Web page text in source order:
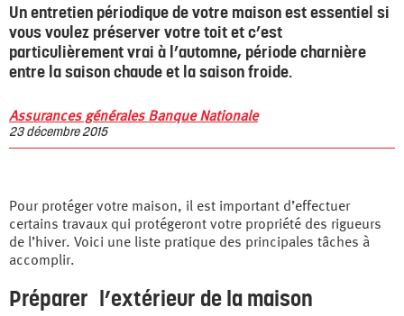
Un entretien périodique de votre maison est essentiel si
vous voulez préserver votre toit et c’est
particulièrement vrai à l’automne, période charnière
entre la saison chaude et la saison froide.
Assurances générales Banque Nationale
23 décembre 2015
Pour protéger votre maison, il est important d’effectuer
certains travaux qui protégeront votre propriété des rigueurs
de l’hiver. Voici une liste pratique des principales tâches à
accomplir.
Préparer l’extérieur de la maison